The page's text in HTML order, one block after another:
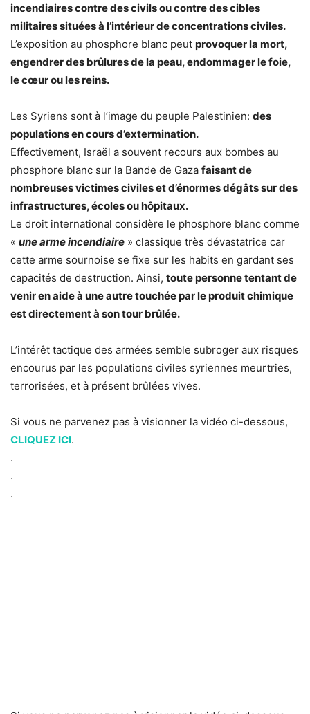
incendiaires contre des civils ou contre des cibles
militaires situées à l’intérieur de concentrations civiles.
L’exposition au phosphore blanc peut provoquer la mort,
engendrer des brûlures de la peau, endommager le foie,
le cœur ou les reins.
Les Syriens sont à l’image du peuple Palestinien: des
populations en cours d’extermination.
Effectivement, Israël a souvent recours aux bombes au
phosphore blanc sur la Bande de Gaza faisant de
nombreuses victimes civiles et d’énormes dégâts sur des
infrastructures, écoles ou hôpitaux.
Le droit international considère le phosphore blanc comme
« une arme incendiaire » classique très dévastatrice car
cette arme sournoise se fixe sur les habits en gardant ses
capacités de destruction. Ainsi, toute personne tentant de
venir en aide à une autre touchée par le produit chimique
est directement à son tour brûlée.
L’intérêt tactique des armées semble subroger aux risques
encourus par les populations civiles syriennes meurtries,
terrorisées, et à présent brûlées vives.
Si vous ne parvenez pas à visionner la vidéo ci-dessous,
CLIQUEZ ICI.
.
.
.